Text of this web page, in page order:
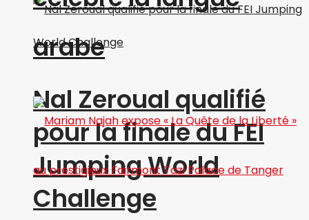
Nal Zeroual qualifié
pour la finale du FEI
Jumping World
Challenge
arabe